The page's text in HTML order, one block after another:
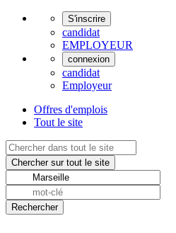
S'inscrire
candidat
EMPLOYEUR
connexion
candidat
Employeur
Offres d'emplois
Tout le site